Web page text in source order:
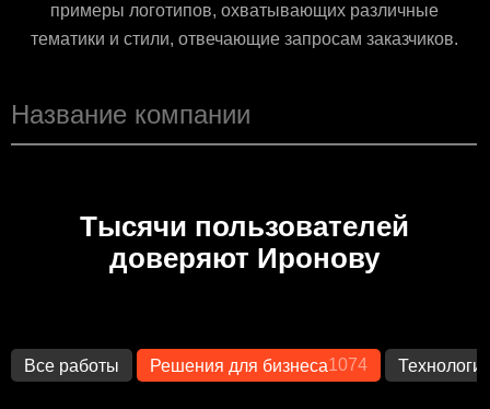
примеры логотипов, охватывающих различные
тематики и стили, отвечающие запросам заказчиков.
Тысячи пользователей
доверяют Иронову
Все работы Решения для бизнеса1074